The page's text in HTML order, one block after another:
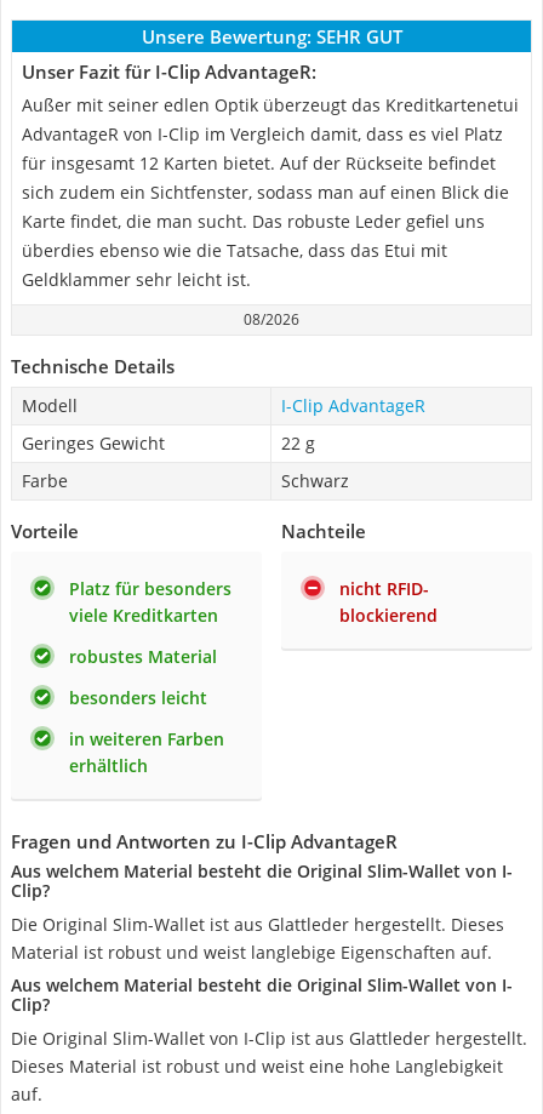
Unsere Bewertung: SEHR GUT
Unser Fazit für I-Clip AdvantageR:
Außer mit seiner edlen Optik überzeugt das Kreditkartenetui
AdvantageR von I-Clip im Vergleich damit, dass es viel Platz
für insgesamt 12 Karten bietet. Auf der Rückseite befindet
sich zudem ein Sichtfenster, sodass man auf einen Blick die
Karte findet, die man sucht. Das robuste Leder gefiel uns
überdies ebenso wie die Tatsache, dass das Etui mit
Geldklammer sehr leicht ist.
08/2026
Technische Details
Modell
I-Clip AdvantageR
Geringes Gewicht
22 g
Farbe
Schwarz
Vorteile
Platz für besonders
viele Kreditkarten
robustes Material
besonders leicht
in weiteren Farben
erhältlich
Nachteile
nicht RFID-
blockierend
Fragen und Antworten zu I-Clip AdvantageR
Aus welchem Material besteht die Original Slim-Wallet von I-
Clip?
Die Original Slim-Wallet ist aus Glattleder hergestellt. Dieses
Material ist robust und weist langlebige Eigenschaften auf.
Aus welchem Material besteht die Original Slim-Wallet von I-
Clip?
Die Original Slim-Wallet von I-Clip ist aus Glattleder hergestellt.
Dieses Material ist robust und weist eine hohe Langlebigkeit
auf.